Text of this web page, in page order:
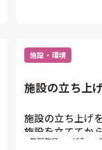
普段の生活は
育などの時も
てくれない、
な様子ですよ
ろこんでもら
施設・環境
施設の立ち上
施設の立ち上げ
施設を立ててか
整理整頓 ICT